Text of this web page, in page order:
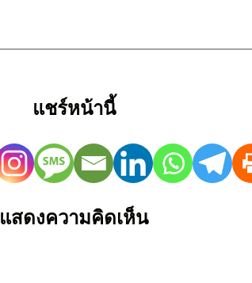
แชร์หน้านี้
แสดงความคิดเห็น